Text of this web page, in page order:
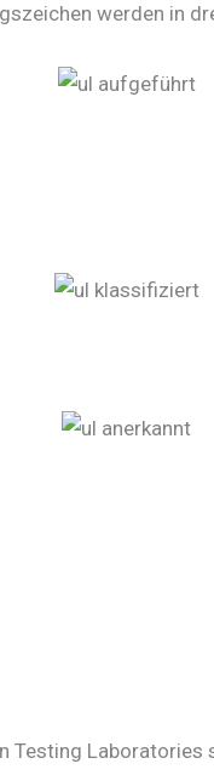
werden in
Testing Laboratories